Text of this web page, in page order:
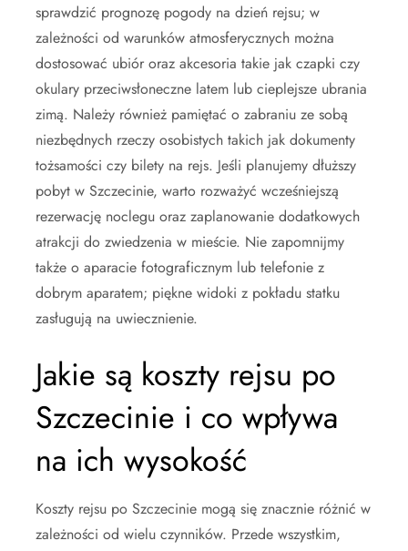
sprawdzić prognozę pogody na dzień rejsu; w
zależności od warunków atmosferycznych można
dostosować ubiór oraz akcesoria takie jak czapki czy
okulary przeciwsłoneczne latem lub cieplejsze ubrania
zimą. Należy również pamiętać o zabraniu ze sobą
niezbędnych rzeczy osobistych takich jak dokumenty
tożsamości czy bilety na rejs. Jeśli planujemy dłuższy
pobyt w Szczecinie, warto rozważyć wcześniejszą
rezerwację noclegu oraz zaplanowanie dodatkowych
atrakcji do zwiedzenia w mieście. Nie zapomnijmy
także o aparacie fotograficznym lub telefonie z
dobrym aparatem; piękne widoki z pokładu statku
zasługują na uwiecznienie.
Jakie są koszty rejsu po
Szczecinie i co wpływa
na ich wysokość
Koszty rejsu po Szczecinie mogą się znacznie różnić w
zależności od wielu czynników. Przede wszystkim,